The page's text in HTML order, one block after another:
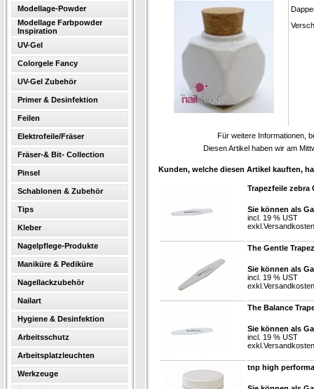
Modellage-Powder
Modellage Farbpowder
Inspiration
UV-Gel
Colorgele Fancy
UV-Gel Zubehör
Primer & Desinfektion
Feilen
Elektrofeile/Fräser
Fräser-& Bit- Collection
Pinsel
Schablonen & Zubehör
Tips
Kleber
Nagelpflege-Produkte
Maniküre & Pediküre
Nagellackzubehör
Nailart
Hygiene & Desinfektion
Arbeitsschutz
Arbeitsplatzleuchten
Werkzeuge
Für weitere Informationen,
Diesen Artikel haben wir am
Kunden, welche diesen Artikel kauften,
Trapezfeile zebra
Sie können als
incl. 19 % UST
exkl. Versandkosten
The Gentle
Sie können als
incl. 19 % UST
exkl. Versandkosten
The Balance
Sie können als
incl. 19 % UST
exkl. Versandkosten
tnp high